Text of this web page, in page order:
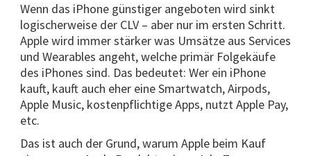
Wenn das iPhone günstiger angeboten wird sinkt
logischerweise der CLV – aber nur im ersten Schritt.
Apple wird immer stärker was Umsätze aus Services
und Wearables angeht, welche primär Folgekäufe
des iPhones sind. Das bedeutet: Wer ein iPhone
kauft, kauft auch eher eine Smartwatch, Airpods,
Apple Music, kostenpflichtige Apps, nutzt Apple Pay,
etc.
Das ist auch der Grund, warum Apple beim Kauf